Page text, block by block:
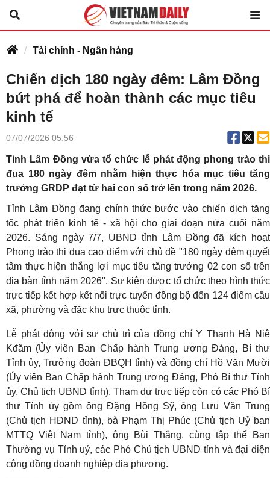
Tài chính - Ngân hàng
Chiến dịch 180 ngày đêm: Lâm Đồng
bứt phá để hoàn thành các mục tiêu
kinh tế
07/07/2026 05:56
Tỉnh Lâm Đồng vừa tổ chức lễ phát động phong trào thi
đua 180 ngày đêm nhằm hiện thực hóa mục tiêu tăng
trưởng GRDP đạt từ hai con số trở lên trong năm 2026.
Tỉnh Lâm Đồng đang chính thức bước vào chiến dịch tăng
tốc phát triển kinh tế - xã hội cho giai đoạn nửa cuối năm
2026. Sáng ngày 7/7, UBND tỉnh Lâm Đồng đã kích hoạt
Phong trào thi đua cao điểm với chủ đề "180 ngày đêm quyết
tâm thực hiện thắng lợi mục tiêu tăng trưởng 02 con số trên
địa bàn tỉnh năm 2026". Sự kiện được tổ chức theo hình thức
trực tiếp kết hợp kết nối trực tuyến đồng bộ đến 124 điểm cầu
xã, phường và đặc khu trực thuộc tỉnh.
Lễ phát động với sự chủ trì của đồng chí Y Thanh Hà Niê
Kđăm (Ủy viên Ban Chấp hành Trung ương Đảng, Bí thư
Tỉnh ủy, Trưởng đoàn ĐBQH tỉnh) và đồng chí Hồ Văn Mười
(Ủy viên Ban Chấp hành Trung ương Đảng, Phó Bí thư Tỉnh
ủy, Chủ tịch UBND tỉnh). Tham dự trực tiếp còn có các Phó Bí
thư Tỉnh ủy gồm ông Đặng Hồng Sỹ, ông Lưu Văn Trung
(Chủ tịch HĐND tỉnh), bà Phạm Thị Phúc (Chủ tịch Uỷ ban
MTTQ Việt Nam tỉnh), ông Bùi Thắng, cùng tập thể Ban
Thường vụ Tỉnh uỷ, các Phó Chủ tịch UBND tỉnh và đại diện
cộng đồng doanh nghiệp địa phương.